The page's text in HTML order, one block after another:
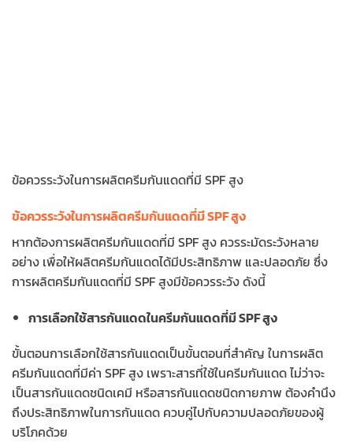
ข้อควรระวังในการผลิตครีมกันแดดที่มี SPF สูง
ข้อควรระวังในการผลิตครีมกันแดดที่มี SPF สูง
หากต้องการผลิตครีมกันแดดที่มี SPF สูง ควรระมัดระวังหลาย
อย่าง เพื่อให้ผลิตครีมกันแดดได้มีประสิทธิภาพ และปลอดภัย ซึ่ง
การผลิตครีมกันแดดที่มี SPF สูงมีข้อควรระวัง ดังนี้
การเลือกใช้สารกันแดดในครีมกันแดดที่มี SPF สูง
ขั้นตอนการเลือกใช้สารกันแดดเป็นขั้นตอนที่สำคัญ ในการผลิต
ครีมกันแดดที่มีค่า SPF สูง เพราะสารที่ใช้ในครีมกันแดด ไม่ว่าจะ
เป็นสารกันแดดชนิดเคมี หรือสารกันแดดชนิดกายภาพ ต้องคำนึง
ถึงประสิทธิภาพในการกันแดด ควบคู่ไปกับความปลอดภัยของผู้
บริโภคด้วย